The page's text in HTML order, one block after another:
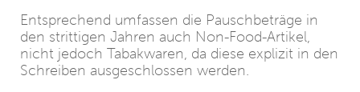
Entsprechend umfassen die Pauschbeträge in
den strittigen Jahren auch Non-Food-Artikel,
nicht jedoch Tabakwaren, da diese explizit in den
Schreiben ausgeschlossen werden.